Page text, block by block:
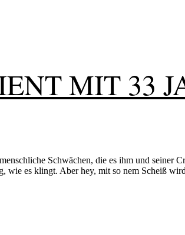
MIT 33
Schwächen, die es ihm und seiner
wie es klingt. Aber hey, mit so nem Scheiß